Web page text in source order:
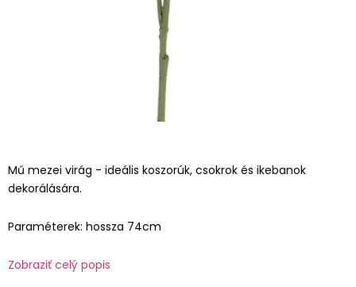
Mű mezei virág - ideális koszorúk, csokrok és ikebanok
dekorálására.
Paraméterek: hossza 74cm
Zobraziť celý popis